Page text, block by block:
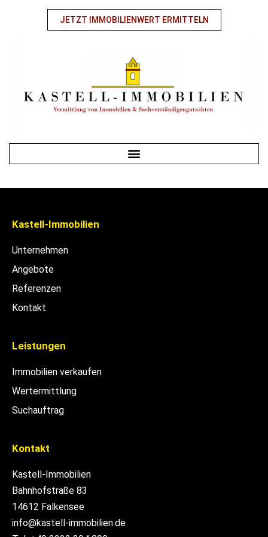
JETZT IMMOBILIENWERT ERMITTELN
Kastell-Immobilien
Unternehmen
Angebote
Referenzen
Kontakt
Leistungen
Immobilien verkaufen
Wertermittlung
Suchauftrag
Kontakt
Kastell-Immobilien
Bahnhofstraße 83
14612 Falkensee
info@kastell-immobilien.de